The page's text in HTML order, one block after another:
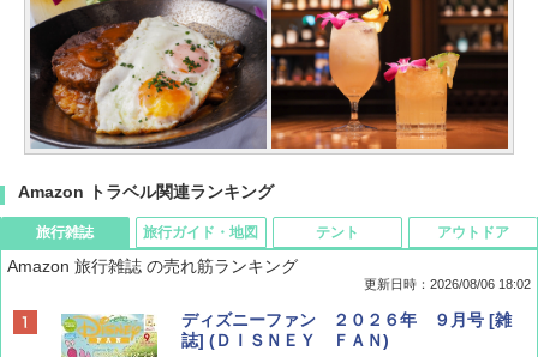
Amazon トラベル関連ランキング
旅行雑誌
Amazon 旅行雑誌 の売れ筋ランキング
更新日時：2026/08/06 18:02
ディズニーファン ２０２６年 ９月号 [雑
誌] (ＤＩＳＮＥＹ ＦＡＮ)
旅行ガイド・地図 テント アウトドア